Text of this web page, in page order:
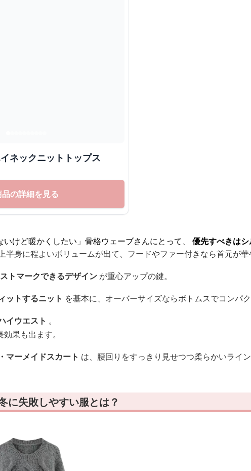
ネックニットトップス
品の詳細を見る
けど暖かくしたい」骨格ウェーブさんにとって、 優先すべきは
半身に程よいボリュームが出て、フードやファー付きなら首元が
トマークできるデザイン が重心アップの鍵。
ットするニット を基本に、オーバーサイズならボトムスでコンパ
イウエスト 。
果も出ます。
マーメイドスカート は、腰回りをすっきり見せつつ柔らかいライ
に失敗しやすい服とは？